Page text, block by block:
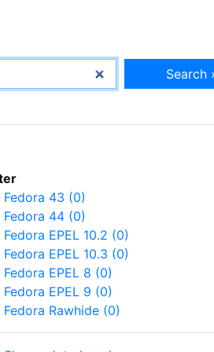
Search
Fedora 43 (0)
Fedora 44 (0)
Fedora EPEL 10.2 (0)
Fedora EPEL 10.3 (0)
Fedora EPEL 8 (0)
Fedora EPEL 9 (0)
Fedora Rawhide (0)